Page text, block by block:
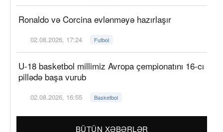
Ronaldo və Corcina evlənməyə hazırlaşır
02.08.2026, 17:24 Futbol
U-18 basketbol millimiz Avropa çempionatını 16-cı
pillədə başa vurub
02.08.2026, 16:55 Basketbol
BÜTÜN XƏBƏRLƏR